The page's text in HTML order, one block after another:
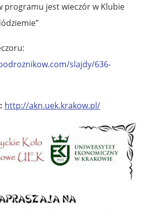
programu jest wieczór w Klubie
slajdy/636-
http://akn.uek.krakow.pl/